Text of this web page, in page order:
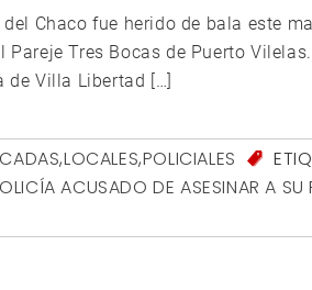
Chaco fue herido de bala este
Pareje Tres Bocas de Puerto
de Villa Libertad […]
,LOCALES,POLICIALES
ACUSADO DE ASESINAR A SU